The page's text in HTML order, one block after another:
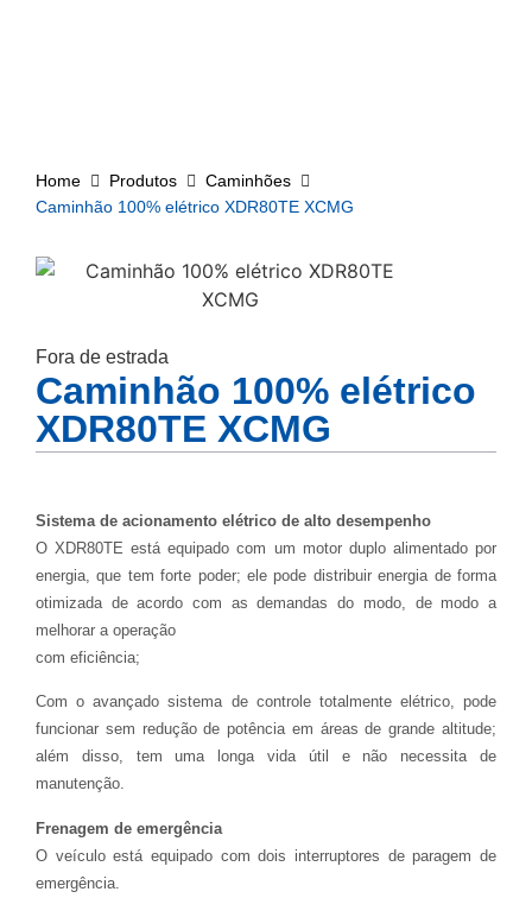
Home Produtos
Caminhões
Caminhão 100% elétrico XDR80TE XCMG
Fora de estrada
Caminhão 100% elétrico
XDR80TE XCMG
Sistema de acionamento elétrico de alto desempenho
O XDR80TE está equipado com um motor duplo alimentado por
energia, que tem forte poder; ele pode distribuir energia de forma
otimizada de acordo com as demandas do modo, de modo a
melhorar a operação
com eficiência;
Com o avançado sistema de controle totalmente elétrico, pode
funcionar sem redução de potência em áreas de grande altitude;
além disso, tem uma longa vida útil e não necessita de
manutenção.
Frenagem de emergência
O veículo está equipado com dois interruptores de paragem de
emergência.